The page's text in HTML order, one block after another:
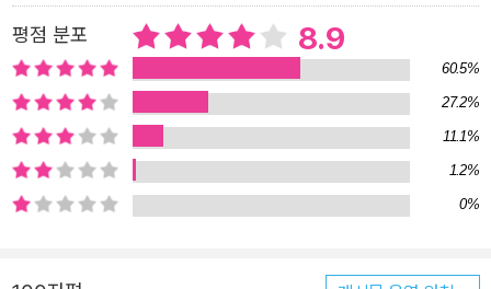
불로 신호를 보내기도 하지만 아무런 도움을 받지 못해 좌절한다. 절
망적인 상황에서 엄마는 잭을 바깥세상으로 내보내기로 결심한다. 태
어나서 한 번도 엄마와 떨어져본 적이 없는 잭은 엄마를 위해 그의 전
생애를 건 모험을 한다. 이 소설은 2015년 레니 에이브러햄슨 감독의
영화로도 만들어져 전 세계 영화제 102개 부문에 노미네이트되며 언
론과 평단의 극찬 세례를 받고 있다. 특히 엄마 조이 역의 브리 라슨은
평점 분포 8.9
60.5%
27.2%
11.1%
1.2%
0%